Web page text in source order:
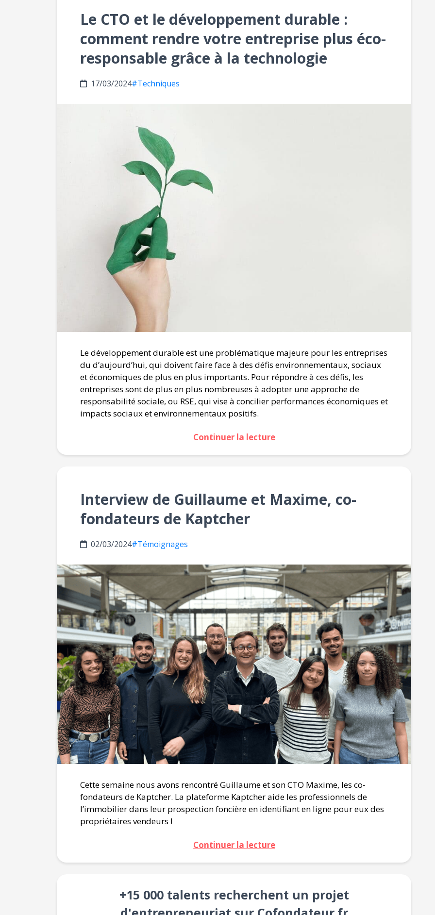
Le CTO et le développement durable :
comment rendre votre entreprise plus éco-
responsable grâce à la technologie
17/03/2024#Techniques
Le développement durable est une problématique majeure pour les entreprises
du d’aujourd’hui, qui doivent faire face à des défis environnementaux, sociaux
et économiques de plus en plus importants. Pour répondre à ces défis, les
entreprises sont de plus en plus nombreuses à adopter une approche de
responsabilité sociale, ou RSE, qui vise à concilier performances économiques et
impacts sociaux et environnementaux positifs.
Continuer la lecture
Interview de Guillaume et Maxime, co-
fondateurs de Kaptcher
02/03/2024#Témoignages
Cette semaine nous avons rencontré Guillaume et son CTO Maxime, les co-
fondateurs de Kaptcher. La plateforme Kaptcher aide les professionnels de
l’immobilier dans leur prospection foncière en identifiant en ligne pour eux des
propriétaires vendeurs !
Continuer la lecture
+15 000 talents recherchent un projet